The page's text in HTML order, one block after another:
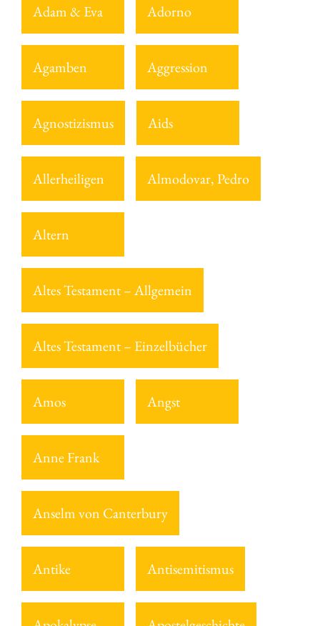
Adam & Eva Adorno
Agamben Aggression
Agnostizismus Aids
Allerheiligen Almodovar, Pedro
Altern
Altes Testament – Allgemein
Altes Testament – Einzelbücher
Amos Angst
Anne Frank
Anselm von Canterbury
Antike Antisemitismus